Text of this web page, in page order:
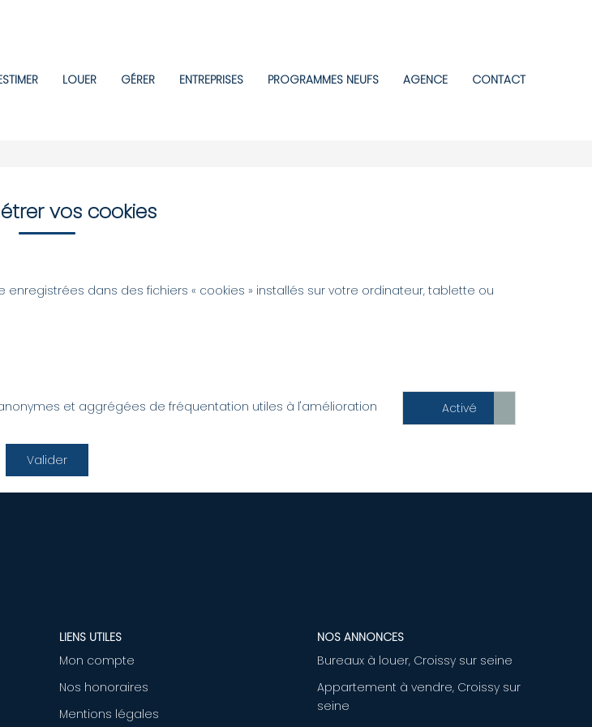
LOUER GÉRER ENTREPRISES PROGRAMMES NEUFS AGENCE CONTACT
vos cookies
dans des fichiers « cookies » installés sur votre ordinateur, tablette ou
et aggrégées de fréquentation utiles à l'amélioration
Activé
Valider
LIENS UTILES
Mon compte
Nos honoraires
Mentions légales
NOS ANNONCES
Bureaux à louer, Croissy sur seine
Appartement à vendre, Croissy sur
seine